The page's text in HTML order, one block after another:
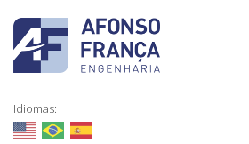
Idiomas: